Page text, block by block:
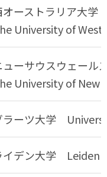
オーストラリア大学
University of
ューサウスウェール
University of New
ラーツ大学
イデン大学 Leiden